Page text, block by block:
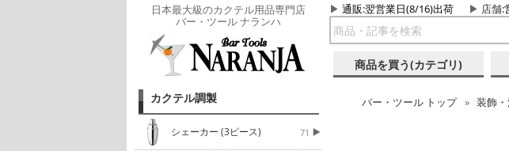
日本最大級のカクテル用品専門店
バー・ツール ナランハ
通販:翌営業日(8/16)出荷 店舗:
商品を買う(カテゴリ)
カクテル調製
シェーカー (3ピース) 71
バー・ツール トップ 装飾